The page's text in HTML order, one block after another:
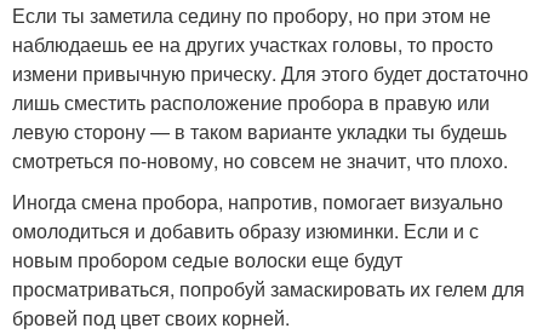
Если ты заметила седину по пробору, но при этом не
наблюдаешь ее на других участках головы, то просто
измени привычную прическу. Для этого будет достаточно
лишь сместить расположение пробора в правую или
левую сторону — в таком варианте укладки ты будешь
смотреться по-новому, но совсем не значит, что плохо.
Иногда смена пробора, напротив, помогает визуально
омолодиться и добавить образу изюминки. Если и с
новым пробором седые волоски еще будут
просматриваться, попробуй замаскировать их гелем для
бровей под цвет своих корней.